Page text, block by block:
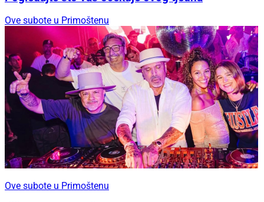
Ove subote u Primoštenu
Ove subote u Primoštenu